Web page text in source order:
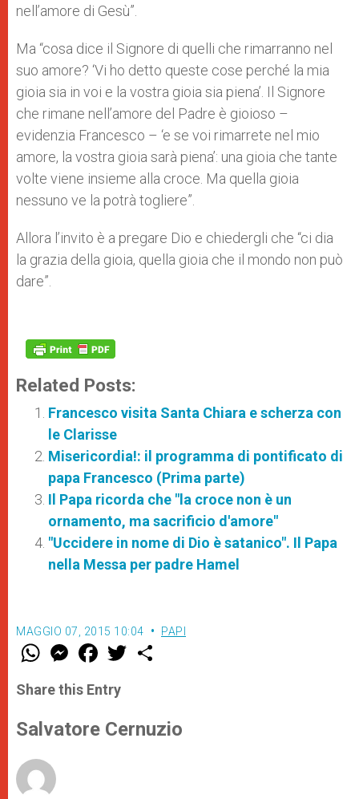
nell’amore di Gesù”.
Ma “cosa dice il Signore di quelli che rimarranno nel
suo amore? ‘Vi ho detto queste cose perché la mia
gioia sia in voi e la vostra gioia sia piena’. Il Signore
che rimane nell’amore del Padre è gioioso –
evidenzia Francesco – ‘e se voi rimarrete nel mio
amore, la vostra gioia sarà piena’: una gioia che tante
volte viene insieme alla croce. Ma quella gioia
nessuno ve la potrà togliere”.
Allora l’invito è a pregare Dio e chiedergli che “ci dia
la grazia della gioia, quella gioia che il mondo non può
dare”.
Related Posts:
Francesco visita Santa Chiara e scherza con
le Clarisse
Misericordia!: il programma di pontificato di
papa Francesco (Prima parte)
Il Papa ricorda che "la croce non è un
ornamento, ma sacrificio d'amore"
"Uccidere in nome di Dio è satanico". Il Papa
nella Messa per padre Hamel
MAGGIO 07, 2015 10:04 PAPI
W
t
s
p
p
M
e
s
e
g
e
F
a
e
b
o
k
w
r
Share this Entry
Salvatore Cernuzio